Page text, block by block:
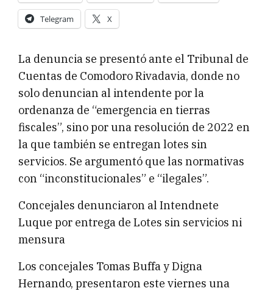
Telegram X
La denuncia se presentó ante el Tribunal de
Cuentas de Comodoro Rivadavia, donde no
solo denuncian al intendente por la
ordenanza de “emergencia en tierras
fiscales”, sino por una resolución de 2022 en
la que también se entregan lotes sin
servicios. Se argumentó que las normativas
con “inconstitucionales” e “ilegales”.
Concejales denunciaron al Intendnete
Luque por entrega de Lotes sin servicios ni
mensura
Los concejales Tomas Buffa y Digna
Hernando, presentaron este viernes una